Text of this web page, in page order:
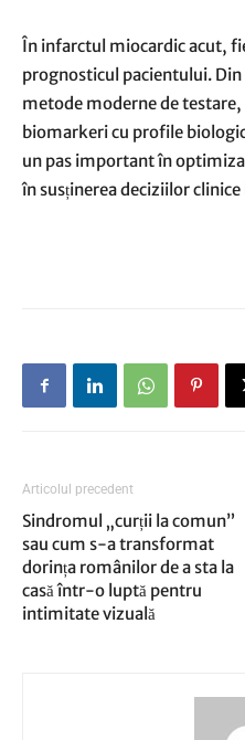
În infarctul miocardic acut,
prognosticul pacientului.
metode moderne de testare,
biomarkeri cu profile
un pas important în
în susținerea deciziilor
Articolul precedent
Sindromul „curții la comun”
sau cum s-a transformat
dorința românilor de a sta la
casă într-o luptă pentru
intimitate vizuală